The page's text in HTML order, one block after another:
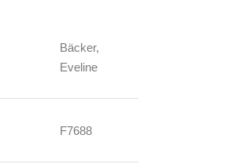
Bäcker,
Eveline
F7688